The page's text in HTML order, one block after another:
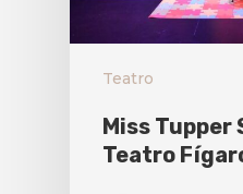
Teatro
Miss Tupper
Teatro